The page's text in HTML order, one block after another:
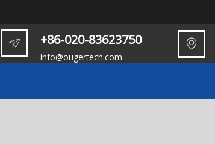
+86-020-83623750
info@ougertech.com